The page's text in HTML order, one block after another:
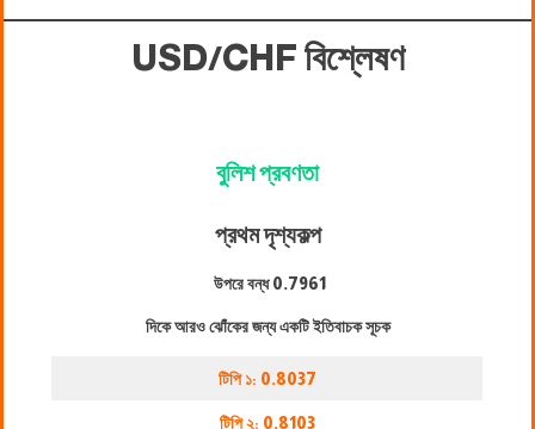
USD/CHF বিশ্লেষণ
বুলিশ প্রবণতা
প্রথম দৃশ্যকল্প
উপরে বন্ধ0.7961
দিকে আরও ঝোঁকের জন্য একটি ইতিবাচক সূচক
টিপি ১: 0.8037
টিপি ২: 0.8103